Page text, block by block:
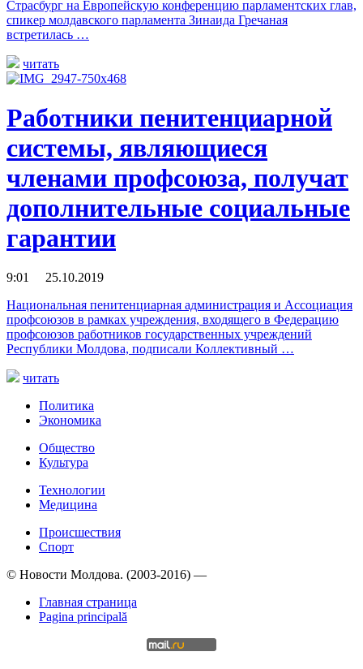
Страсбург на Европейскую конференцию парламентских глав,
спикер молдавского парламента Зинаида Гречаная
встретилась …
читать
Работники пенитенциарной
системы, являющиеся
членами профсоюза, получат
дополнительные социальные
гарантии
9:01 25.10.2019
Национальная пенитенциарная администрация и Ассоциация
профсоюзов в рамках учреждения, входящего в Федерацию
профсоюзов работников государственных учреждений
Республики Молдова, подписали Коллективный …
читать
Политика
Экономика
Общество
Культура
Технологии
Медицина
Происшествия
Спорт
© Новости Молдова. (2003-2016) —
Главная страница
Pagina principală